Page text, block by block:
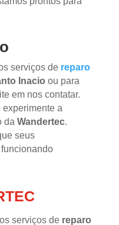
serviços de reparo
Inacio ou para
em nos contatar.
a
da Wandertec.
seus
serviços de reparo